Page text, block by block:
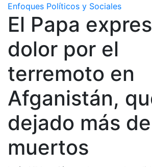
Enfoques Políticos y Sociales
El Papa
dolor por el
terremoto en
Afganistán,
dejado más
muertos